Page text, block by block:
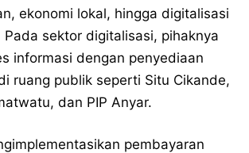
ekonomi lokal, hingga digitalisasi
Pada sektor digitalisasi, pihaknya
informasi dengan penyediaan
ruang publik seperti Situ Cikande,
dan PIP Anyar.
pembayaran